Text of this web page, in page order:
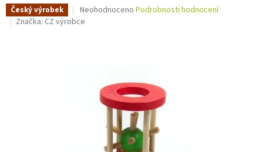
Český výrobek
Průměrné
hodnocení
hvězdiček.
Neohodnoceno Podrobnosti hodnocení
Značka: CZ výrobce